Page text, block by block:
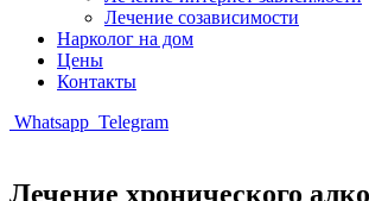
Лечение созависимости
Нарколог на дом
Цены
Контакты
Whatsapp Telegram
Лечение хронического